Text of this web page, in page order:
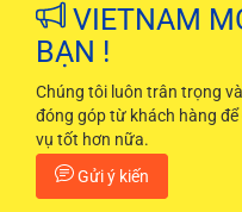
VIETNAM
BẠN !
Chúng tôi luôn trân trọng
đóng góp từ khách hàng
vụ tốt hơn nữa.
Gửi ý kiến